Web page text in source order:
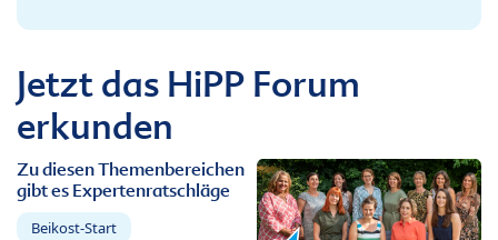
Jetzt das HiPP Forum
erkunden
Zu diesen Themenbereichen
gibt es Expertenratschläge
Beikost-Start